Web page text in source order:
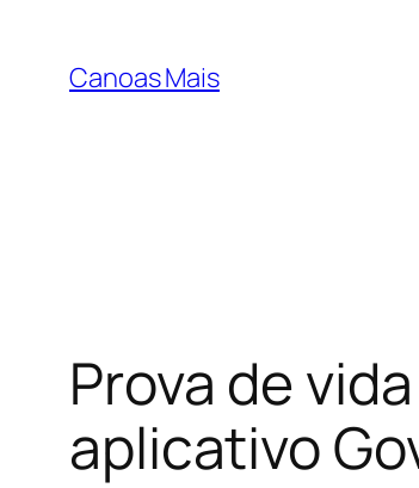
Canoas Mais
Prova de
aplicativo